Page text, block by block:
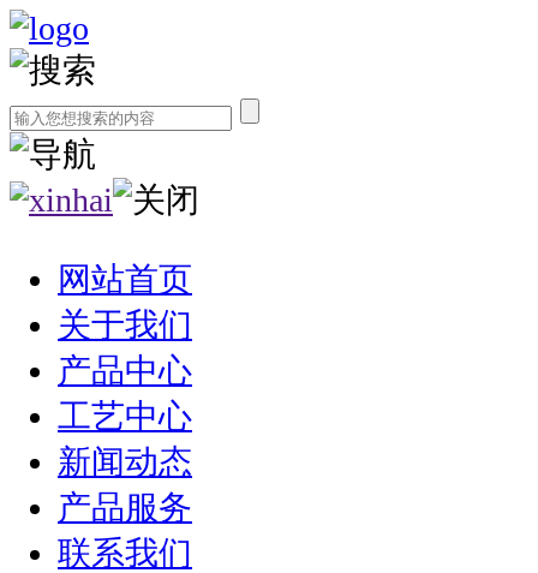
网站首页
关于我们
产品中心
工艺中心
新闻动态
产品服务
联系我们